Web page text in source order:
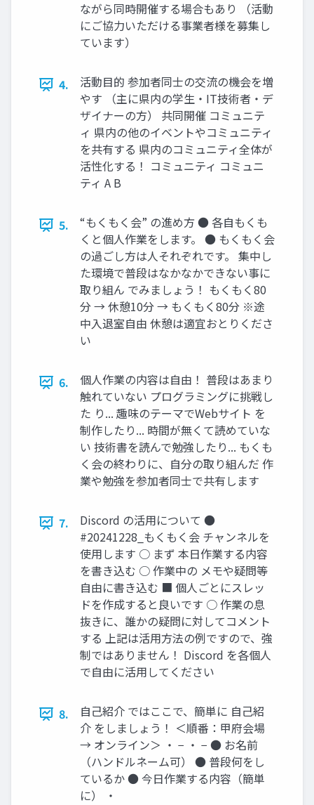
ながら同時開催する場合もあり （活動
にご協力いただける事業者様を募集し
ています）
4.
活動目的 参加者同士の交流の機会を増
やす （主に県内の学生・IT技術者・デ
ザイナーの方） 共同開催 コミュニテ
ィ 県内の他のイベントやコミュニティ
を共有する 県内のコミュニティ全体が
活性化する！ コミュニティ コミュニ
ティ A B
5.
“もくもく会” の進め方 ● 各自もくも
くと個人作業をします。 ● もくもく会
の過ごし方は人それぞれです。 集中し
た環境で普段はなかなかできない事に
取り組ん でみましょう！ もくもく80
分 → 休憩10分 → もくもく80分 ※途
中入退室自由 休憩は適宜おとりくださ
い
6.
個人作業の内容は自由！ 普段はあまり
触れていない プログラミングに挑戦し
た り... 趣味のテーマでWebサイト を
制作したり... 時間が無くて読めていな
い 技術書を読んで勉強したり... もくも
く会の終わりに、自分の取り組んだ 作
業や勉強を参加者同士で共有します
7.
Discord の活用について ●
#20241228_もくもく会 チャンネルを
使用します ○ まず 本日作業する内容
を書き込む ○ 作業中の メモや疑問等
自由に書き込む ■ 個人ごとにスレッ
ドを作成すると良いです ○ 作業の息
抜きに、誰かの疑問に対してコメント
する 上記は活用方法の例ですので、強
制ではありません！ Discord を各個人
で自由に活用してください
8.
自己紹介 ではここで、簡単に 自己紹
介 をしましょう！ ＜順番：甲府会場
→ オンライン＞ ・ − ・ − ● お名前
（ハンドルネーム可） ● 普段何をし
ているか ● 今日作業する内容（簡単
に） ・